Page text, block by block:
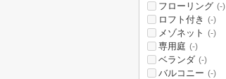
フローリング (-)
ロフト付き (-)
メゾネット (-)
専用庭 (-)
ベランダ (-)
バルコニー (-)